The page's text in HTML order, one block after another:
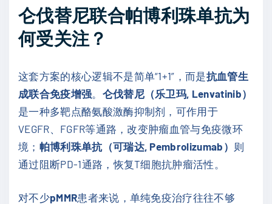
仑伐替尼联合帕博利珠单抗为
何受关注？
这套方案的核心逻辑不是简单“1+1”，而是抗血管生
成联合免疫增强。 仑伐替尼（乐卫玛, Lenvatinib）
是一种多靶点酪氨酸激酶抑制剂，可作用于
VEGFR、FGFR等通路，改变肿瘤血管与免疫微环
境； 帕博利珠单抗（可瑞达, Pembrolizumab） 则
通过阻断PD-1通路，恢复T细胞抗肿瘤活性。
对不少pMMR患者来说，单纯免疫治疗往往不够